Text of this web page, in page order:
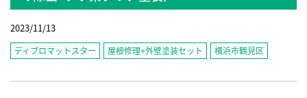
2023/11/13
ディプロマットスター 屋根修理+外壁塗装セット 横浜市鶴見区